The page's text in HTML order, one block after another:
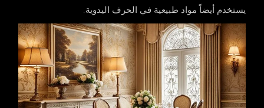
يستخدم أيضاً مواد طبيعية في الحرف اليدوية.